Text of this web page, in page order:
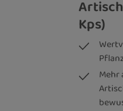
Kps)
Mehr